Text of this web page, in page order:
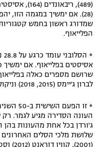
(28). אם ימשיך במגמה הזו,
שמדורג ראשון בחמש
הפלייאוף.
אסיסטים בפלייאוף. אם
לברון ג'יימס (2015, 2018) וניקולה יוקיץ' (2023).
* זו
העונה הסדירה מגיע לגמר. רק
שלושת מלכי הסלים האחרונים
(2001), קווין דוראנט (2012) וסטפן קרי (2016) הפסידו.